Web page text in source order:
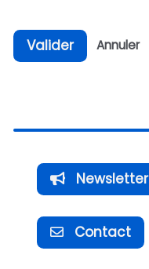
Valider Annuler
Newsletter
Contact